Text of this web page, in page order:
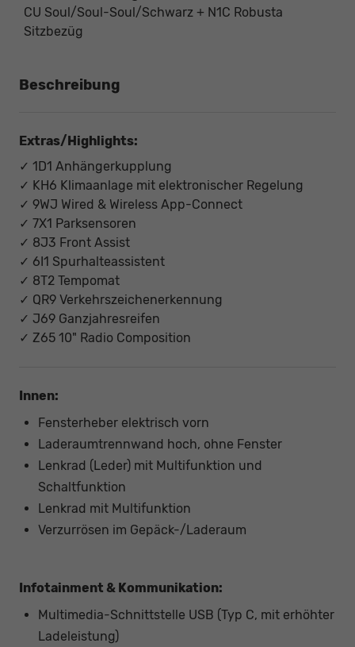
CU Soul/Soul-Soul/Schwarz + N1C Robusta
Sitzbezüg
Beschreibung
Extras/Highlights:
✓ 1D1 Anhängerkupplung
✓ KH6 Klimaanlage mit elektronischer Regelung
✓ 9WJ Wired & Wireless App-Connect
✓ 7X1 Parksensoren
✓ 8J3 Front Assist
✓ 6I1 Spurhalteassistent
✓ 8T2 Tempomat
✓ QR9 Verkehrszeichenerkennung
✓ J69 Ganzjahresreifen
✓ Z65 10" Radio Composition
Innen:
Fensterheber elektrisch vorn
Laderaumtrennwand hoch, ohne Fenster
Lenkrad (Leder) mit Multifunktion und
Schaltfunktion
Lenkrad mit Multifunktion
Verzurrösen im Gepäck-/Laderaum
Infotainment & Kommunikation:
Multimedia-Schnittstelle USB (Typ C, mit erhöhter
Ladeleistung)